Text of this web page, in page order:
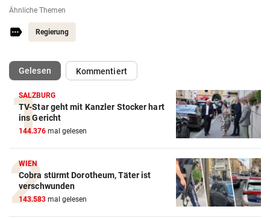
Ähnliche Themen
Regierung
Gelesen(ausgewählt)Kommentiert
SALZBURG
TV-Star geht mit Kanzler Stocker hart
ins Gericht
144.376 mal gelesen
WIEN
Cobra stürmt Dorotheum, Täter ist
verschwunden
143.583 mal gelesen